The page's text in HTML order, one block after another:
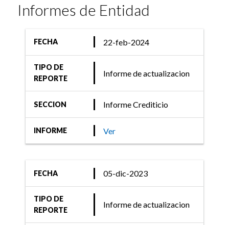
Informes de Entidad
FECHA 22-feb-2024
TIPO DE
REPORTE
Informe de actualizacion
SECCION Informe Crediticio
INFORME Ver
FECHA 05-dic-2023
TIPO DE
REPORTE
Informe de actualizacion